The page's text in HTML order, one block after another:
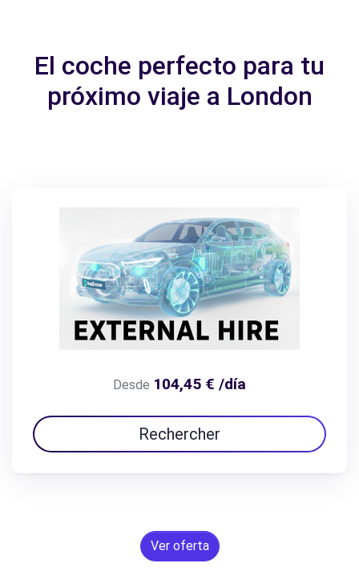
El coche perfecto para tu
próximo viaje a London
Desde 104,45 € /día
Rechercher
Ver oferta